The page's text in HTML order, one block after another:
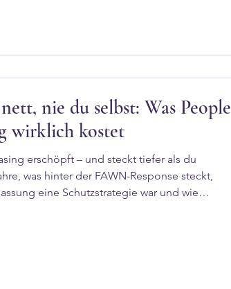
Du wirst misstrauisch, wenn je
nie du selbst: Was People
wirklich kostet
erschöpft – und steckt tiefer als du
was hinter der FAWN-Response steckt,
eine Schutzstrategie war und wie